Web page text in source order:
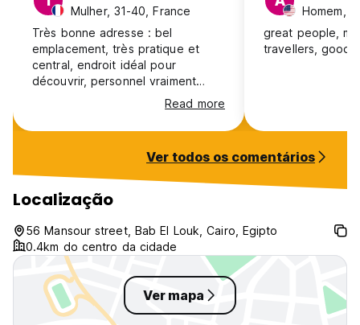
Mulher, 31-40, France
Très bonne adresse : bel
emplacement, très pratique et
central, endroit idéal pour
découvrir, personnel vraiment
disponible et au service des
voyageurs. endroit propre, lit
confortable et système ingénieux
la promiscuité normale pour une
auberge et vu le prix, endroit
sous clé pour les affaires, rooftop
MAGNIFIQUE. ascenseur qui peut
faire peur mais qui fonctionne très
bien. ambiance indépendante du
personnel, liés aux voyageurs qui
partagent l'endroit mais durant
mon séjo
Read more
Homem,
great people,
travellers, good
Ver todos os comentários
Localização
56 Mansour street, Bab El Louk, Cairo, Egipto
0.4km do centro da cidade
Ver mapa